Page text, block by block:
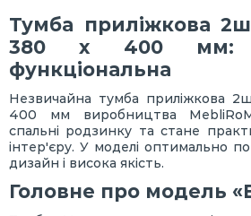
Тумба приліжкова
380 х 400 мм:
функціональна
Незвичайна тумба приліжкова
400 мм виробництва
спальні родзинку та стане
інтер'єру. У моделі оптимально
дизайн і висока якість.
Головне про модель